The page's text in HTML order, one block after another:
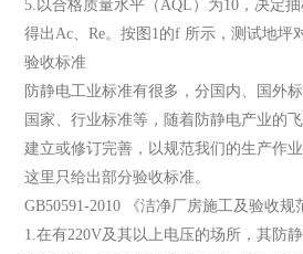
5.以合格质量水平（AQL）为10，决定
得出Ac、Re。按图1的f 所示，测试地坪
验收标准
防静电工业标准有很多，分国内、国外
国家、行业标准等，随着防静电产业的
建立或修订完善，以规范我们的生产作
这里只给出部分验收标准。
GB50591-2010 《洁净厂房施工及验收规
1.在有220V及其以上电压的场所，其防